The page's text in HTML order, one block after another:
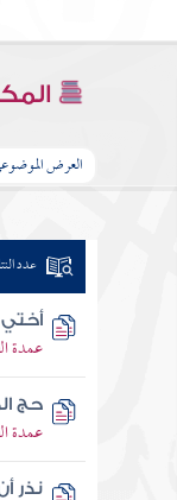
العرض
عدد
عمدة
حج
عمدة
نذر